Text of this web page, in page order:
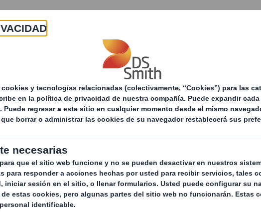
Acerca de Productos y servicios
La impresión digital, un aliado para la creatividad
diferenciación